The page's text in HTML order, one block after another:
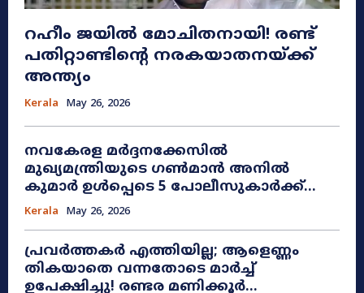
റഹീം ജയിൽ മോചിതനായി! രണ്ട്
പതിറ്റാണ്ടിന്റെ നരകയാതനയ്ക്ക്
അന്ത്യം
Kerala May 26, 2026
നവകേരള മർദ്ദനക്കേസിൽ
മുഖ്യമന്ത്രിയുടെ ഗൺമാൻ അനിൽ
കുമാർ ഉൾപ്പെടെ 5 പോലീസുകാർക്ക്...
Kerala May 26, 2026
പ്രവർത്തകർ എത്തിയില്ല; ആളെണ്ണം
തികയാതെ വന്നതോടെ മാർച്ച്
ഉപേക്ഷിച്ചു! രണ്ടര മണിക്കൂർ...